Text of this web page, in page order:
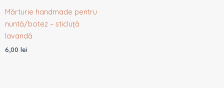
Mărturie handmade pentru
nuntă/botez – sticluță
lavandă
6,00 lei